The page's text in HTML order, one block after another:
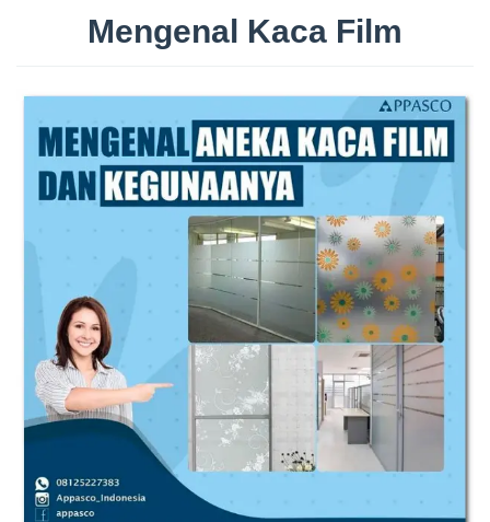
Mengenal Kaca Film